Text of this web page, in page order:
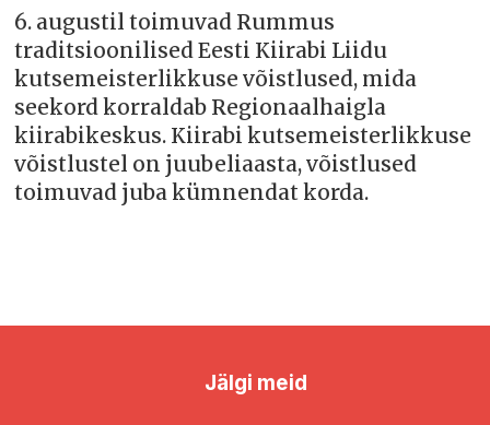
6. augustil toimuvad Rummus
traditsioonilised Eesti Kiirabi Liidu
kutsemeisterlikkuse võistlused, mida
seekord korraldab Regionaalhaigla
kiirabikeskus. Kiirabi kutsemeisterlikkuse
võistlustel on juubeliaasta, võistlused
toimuvad juba kümnendat korda.
Jälgi meid